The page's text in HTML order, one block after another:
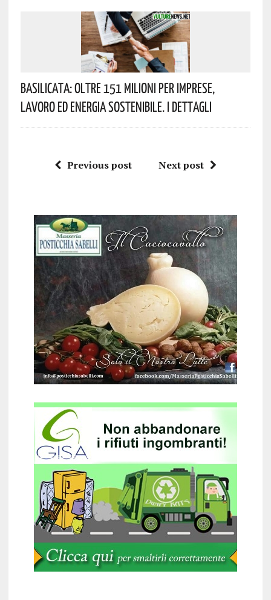
Basilicata: Oltre 151 Milioni Per Imprese,
Lavoro Ed Energia Sostenibile. I Dettagli
Previous post Next post